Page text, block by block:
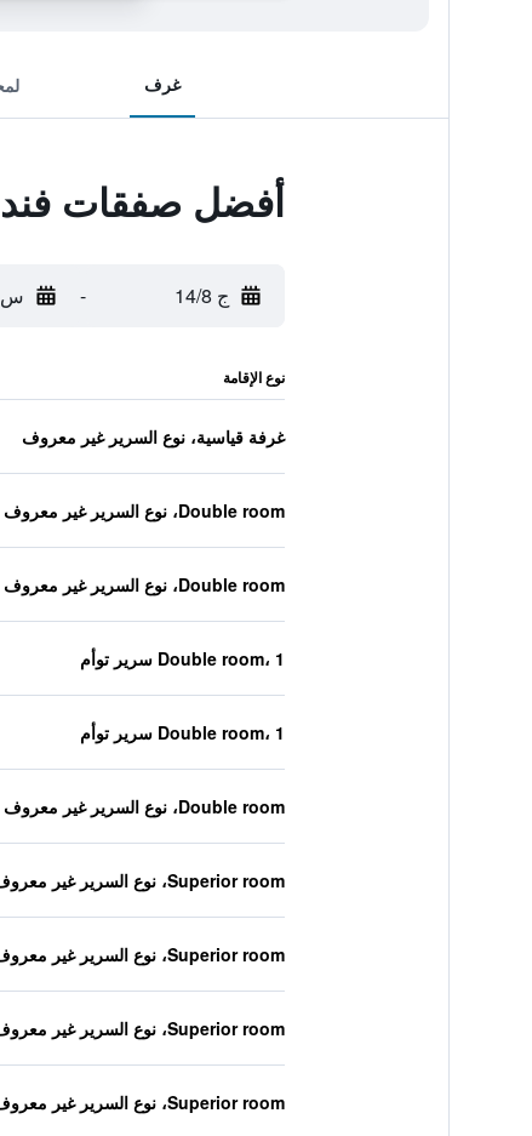
غرف
أفضل صفقات
ج 14/8 - س 15/8
نوع الإقامة
غرفة قياسية، نوع السرير غير معروف
Double room، نوع السرير غير معروف
Double room، نوع السرير غير معروف
Double room، 1 سرير توأم
Double room، 1 سرير توأم
Double room، نوع السرير غير معروف
Superior room، نوع السرير غير معروف
Superior room، نوع السرير غير معروف
Superior room، نوع السرير غير معروف
Superior room، نوع السرير غير معروف